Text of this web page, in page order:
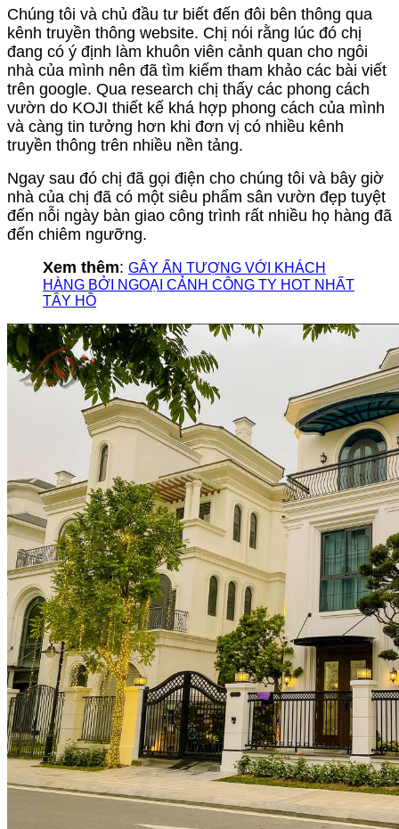
Chúng tôi và chủ đầu tư biết đến đôi bên thông qua
kênh truyền thông website. Chị nói rằng lúc đó chị
đang có ý định làm khuôn viên cảnh quan cho ngôi
nhà của mình nên đã tìm kiếm tham khảo các bài viết
trên google. Qua research chị thấy các phong cách
vườn do KOJI thiết kế khá hợp phong cách của mình
và càng tin tưởng hơn khi đơn vị có nhiều kênh
truyền thông trên nhiều nền tảng.
Ngay sau đó chị đã gọi điện cho chúng tôi và bây giờ
nhà của chị đã có một siêu phẩm sân vườn đẹp tuyệt
đến nỗi ngày bàn giao công trình rất nhiều họ hàng đã
đến chiêm ngưỡng.
Xem thêm: GÂY ẤN TƯỢNG VỚI KHÁCH
HÀNG BỞI NGOẠI CẢNH CÔNG TY HOT NHẤT
TÂY HỒ